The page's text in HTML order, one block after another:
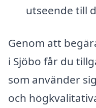
utseende till
Genom att
i Sjöbo får du
som använder
och